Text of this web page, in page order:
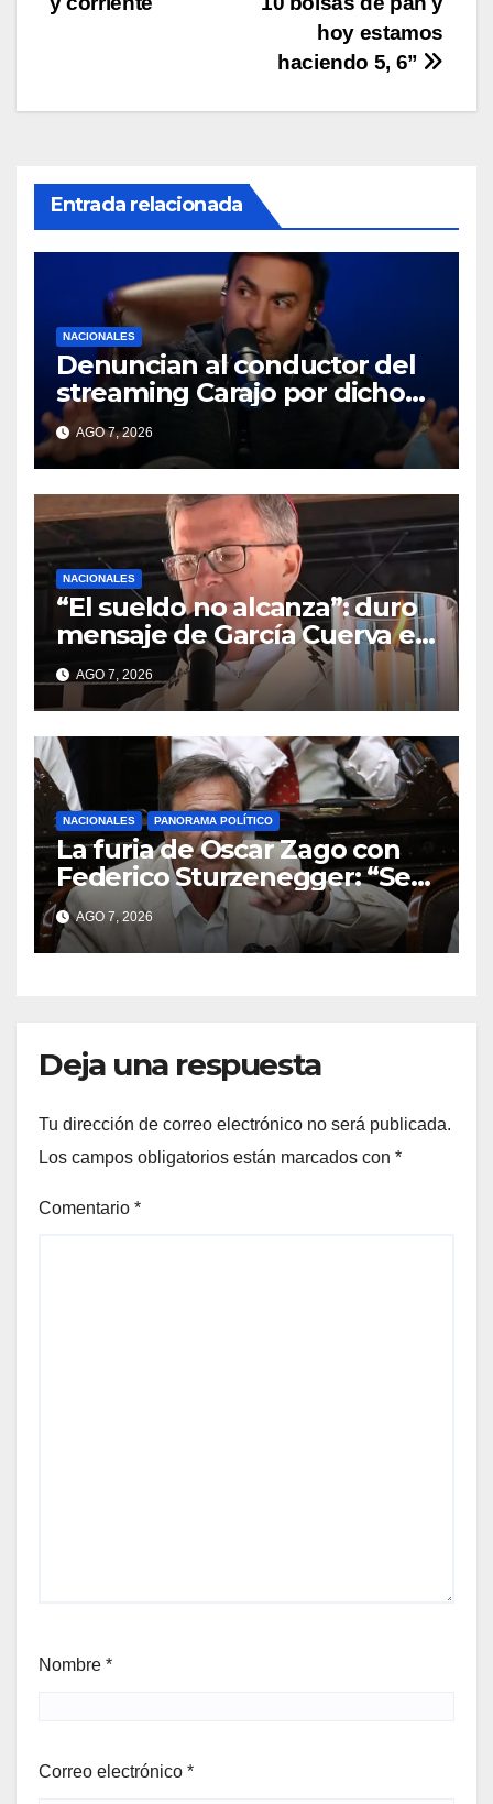
de
hoy estamos
haciendo 5, 6”
Entrada relacionada
NACIONALES
Denuncian al conductor del
streaming Carajo por dichos
discriminatorios
AGO 7, 2026
NACIONALES
“El sueldo no alcanza”: duro
mensaje de García Cuerva en
San Cayetano
AGO 7, 2026
NACIONALES PANORAMA POLÍTICO
La furia de Oscar Zago con
Federico Sturzenegger: “Se
cree que somos títeres o
estúpidos”
AGO 7, 2026
Deja una respuesta
Tu dirección de correo electrónico no será publicada.
Los campos obligatorios están marcados con *
Comentario *
Nombre *
Correo electrónico *